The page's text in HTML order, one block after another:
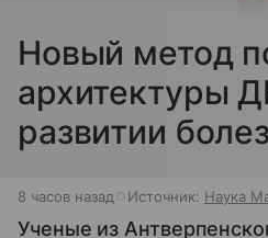
Новый метод
архитектуры
развитии
8 часов назад Источник: Наука
Ученые из